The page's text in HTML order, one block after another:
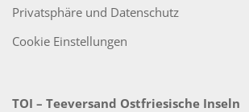
Privatsphäre und Datenschutz
Cookie Einstellungen
TOI – Teeversand Ostfriesische Inseln